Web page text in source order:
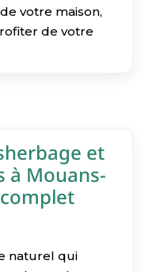
votre maison,
de votre
et
à Mouans-
naturel qui